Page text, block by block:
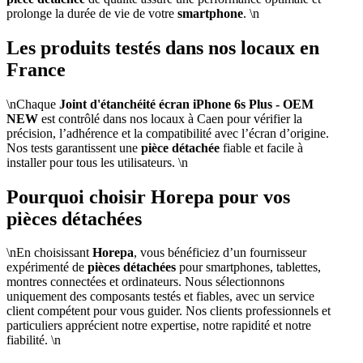
prolonge la durée de vie de votre smartphone. \n
Les produits testés dans nos locaux en
France
\nChaque Joint d'étanchéité écran iPhone 6s Plus - OEM
NEW est contrôlé dans nos locaux à Caen pour vérifier la
précision, l’adhérence et la compatibilité avec l’écran d’origine.
Nos tests garantissent une pièce détachée fiable et facile à
installer pour tous les utilisateurs. \n
Pourquoi choisir Horepa pour vos
pièces détachées
\nEn choisissantHorepa, vous bénéficiez d’un fournisseur
expérimenté de pièces détachées pour smartphones, tablettes,
montres connectées et ordinateurs. Nous sélectionnons
uniquement des composants testés et fiables, avec un service
client compétent pour vous guider. Nos clients professionnels et
particuliers apprécient notre expertise, notre rapidité et notre
fiabilité. \n